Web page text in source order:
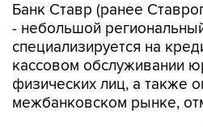
Банк Ставр (ранее
- небольшой
специализируется на
кассовом обслуживании
физических лиц, а также
межбанковском рынке,